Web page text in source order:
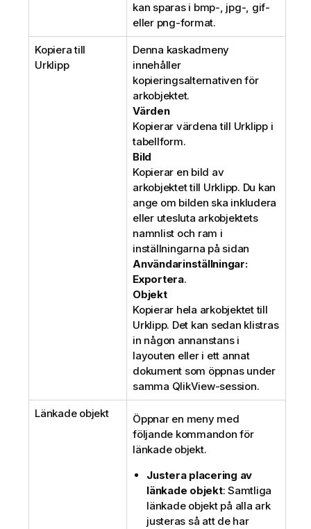
kan sparas i bmp-, jpg-, gif-
eller png-format.
Kopiera till
Urklipp
Denna kaskadmeny
innehåller
kopieringsalternativen för
arkobjektet.
Värden
Kopierar värdena till Urklipp i
tabellform.
Bild
Kopierar en bild av
arkobjektet till Urklipp. Du kan
ange om bilden ska inkludera
eller utesluta arkobjektets
namnlist och ram i
inställningarna på sidan
Användarinställningar:
Exportera.
Objekt
Kopierar hela arkobjektet till
Urklipp. Det kan sedan klistras
in någon annanstans i
layouten eller i ett annat
dokument som öppnas under
samma QlikView-session.
Länkade objekt
Öppnar en meny med
följande kommandon för
länkade objekt.
Justera placering av
länkade objekt: Samtliga
länkade objekt på alla ark
justeras så att de har